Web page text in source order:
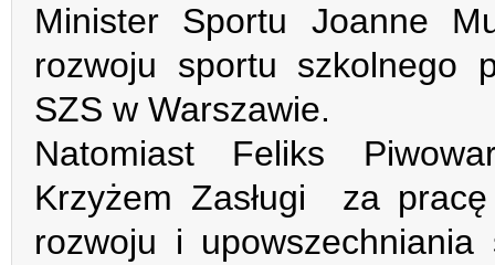
Minister Sportu Joanne
rozwoju sportu szkolnego
SZS w Warszawie.
Natomiast Feliks
Krzyżem Zasługi za
rozwoju i